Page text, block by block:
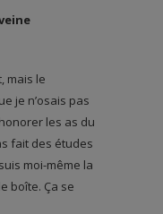
mais le
je n’osais pas
les as du
fait des études
moi-même la
boîte. Ça se